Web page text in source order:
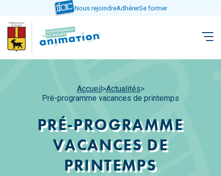
Nous rejoindreAdhérerSe former
Accueil>Actualités>
Pré-programme vacances de printemps
PRÉ-PROGRAMME
VACANCES DE
PRINTEMPS